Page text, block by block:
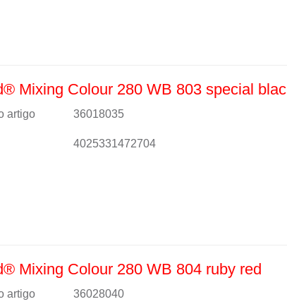
Mixing Colour 280 WB 803 special
artigo 36018035
4025331472704
Mixing Colour 280 WB 804 ruby red
artigo 36028040